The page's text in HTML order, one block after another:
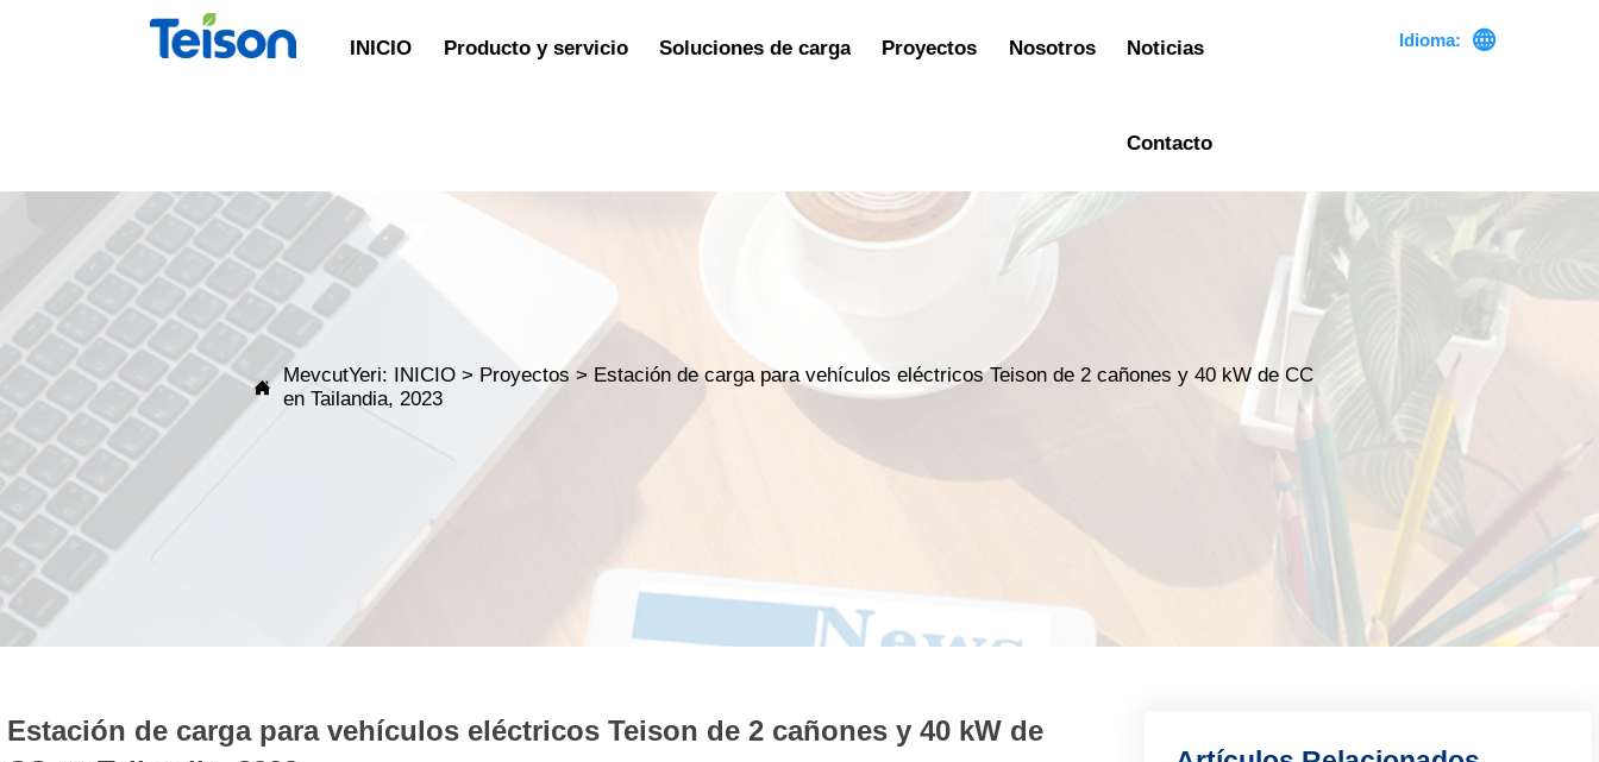
INICIO Producto y servicio Soluciones de carga Proyectos Nosotros Noticias
Contacto
Idioma: 

MevcutYeri: INICIO > Proyectos > Estación de carga para vehículos eléctricos Teison de 2 cañones y 40 kW de CC
en Tailandia, 2023
Estación de carga para vehículos eléctricos Teison de 2 cañones y 40 kW de